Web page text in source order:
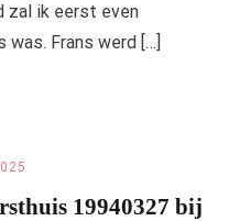
zal ik eerst even
was. Frans werd […]
19940327 bij